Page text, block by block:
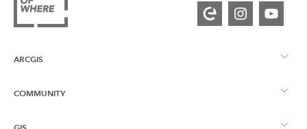
ARCGIS
ArcGIS – Überblick
COMMUNITY